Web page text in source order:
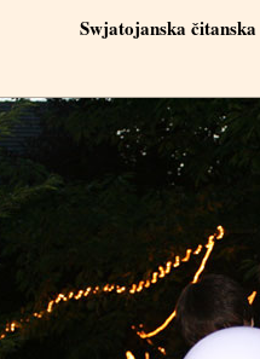
Swjatojanska